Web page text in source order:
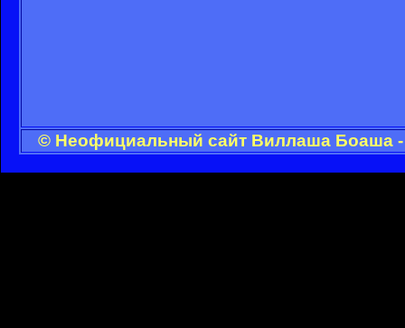
© Неофициальный сайт Виллаша Боаша -